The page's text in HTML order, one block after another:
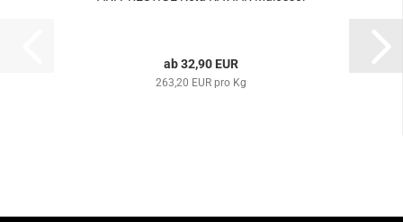
ab 32,90 EUR
263,20 EUR pro Kg